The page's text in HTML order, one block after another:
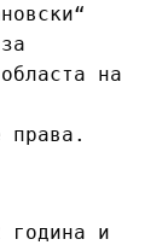
на
права.
година и